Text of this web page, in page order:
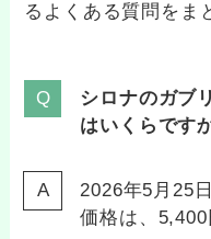
るよくある質問をま
シロナのガブ
はいくらです
2026年5月25
価格は、5,400